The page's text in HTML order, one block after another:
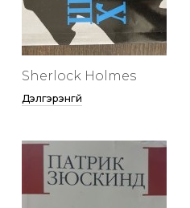
Sherlock Holmes
Дэлгэрэнгүй